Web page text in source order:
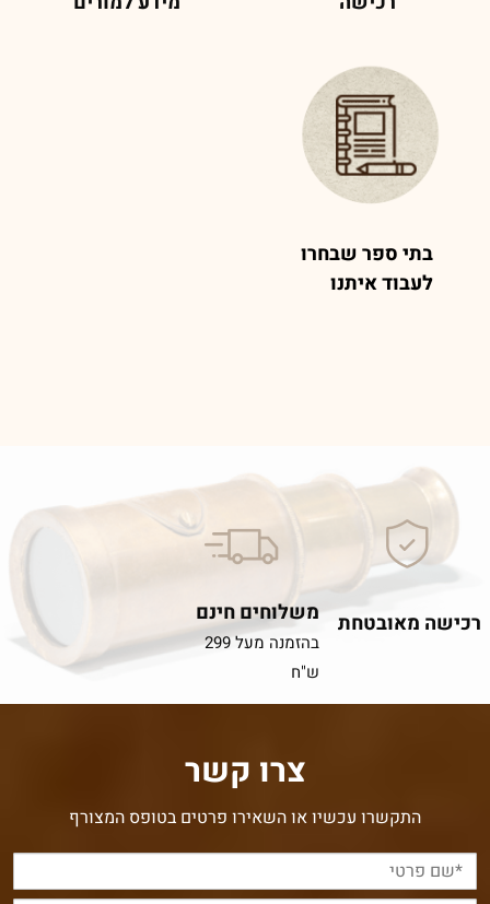
בתי ספר שבחרו
לעבוד איתנו
רכישה מאובטחת משלוחים חינם
בהזמנה מעל 299
ש"ח
צרו קשר
התקשרו עכשיו או השאירו פרטים בטופס המצורף